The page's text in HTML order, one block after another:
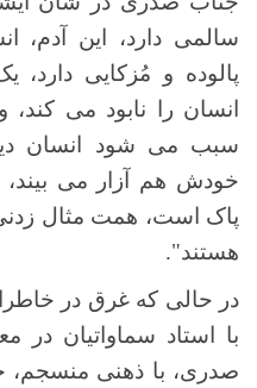
سالمی دارد، این آدم،
پالوده و مُزکایی
انسان را نابود می
سبب می شود انسان
خودش هم آزار می
پاک است، همت مثال
هستند".
در حالی که غرق در
با استاد سماواتیان در
صدری، با ذهنی منسجم،